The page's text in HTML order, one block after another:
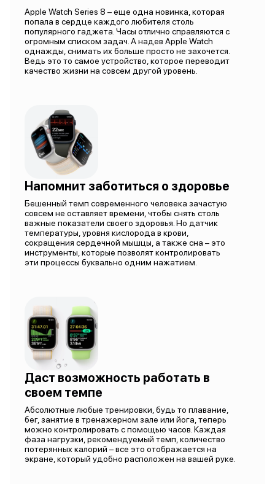
Apple Watch Series 8 – еще одна новинка, которая
попала в сердце каждого любителя столь
популярного гаджета. Часы отлично справляются с
огромным списком задач. А надев Apple Watch
однажды, снимать их больше просто не захочется.
Ведь это то самое устройство, которое переводит
качество жизни на совсем другой уровень.
Напомнит заботиться о здоровье
Бешенный темп современного человека зачастую
совсем не оставляет времени, чтобы снять столь
важные показатели своего здоровья. Но датчик
температуры, уровня кислорода в крови,
сокращения сердечной мышцы, а также сна – это
инструменты, которые позволят контролировать
эти процессы буквально одним нажатием.
Даст возможность работать в
своем темпе
Абсолютные любые тренировки, будь то плавание,
бег, занятие в тренажерном зале или йога, теперь
можно контролировать с помощью часов. Каждая
фаза нагрузки, рекомендуемый темп, количество
потерянных калорий – все это отображается на
экране, который удобно расположен на вашей руке.